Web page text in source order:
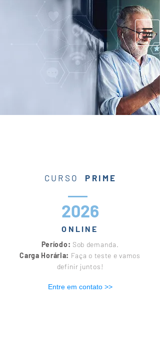
CURSO PRIME
2026
ONLINE
Período: Sob demanda.
Carga Horária: Faça o teste e vamos
definir juntos!
Entre em contato >>